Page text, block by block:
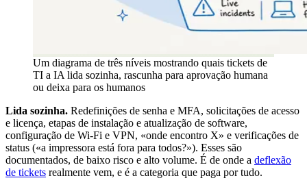
Um diagrama de três níveis mostrando quais tickets de
TI a IA lida sozinha, rascunha para aprovação humana
ou deixa para os humanos
Lida sozinha. Redefinições de senha e MFA, solicitações de acesso
e licença, etapas de instalação e atualização de software,
configuração de Wi-Fi e VPN, «onde encontro X» e verificações de
status («a impressora está fora para todos?»). Esses são
documentados, de baixo risco e alto volume. É de onde a deflexão
de tickets realmente vem, e é a categoria que paga por tudo.